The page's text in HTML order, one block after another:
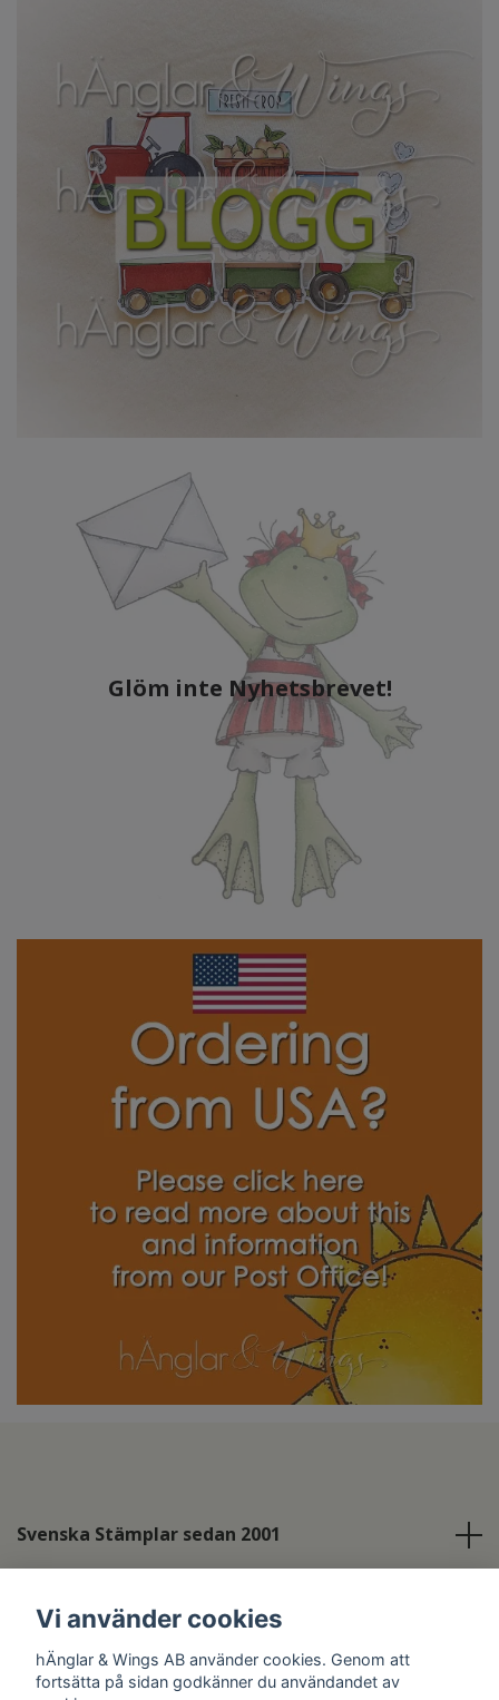
Glöm inte Nyhetsbrevet!
Svenska Stämplar sedan 2001
Sociala medier
Vi använder cookies
hÄnglar & Wings AB använder cookies. Genom att
fortsätta på sidan godkänner du användandet av